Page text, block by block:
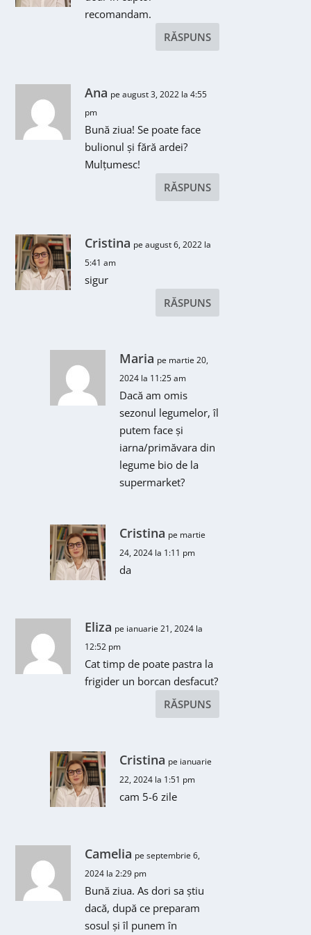
recomandam.
RĂSPUNS
Ana pe august 3, 2022 la 4:55
pm
Bună ziua! Se poate face
bulionul și fără ardei?
Mulțumesc!
RĂSPUNS
Cristina pe august 6, 2022 la
5:41 am
sigur
RĂSPUNS
Maria pe martie 20,
2024 la 11:25 am
Dacă am omis
sezonul legumelor, îl
putem face și
iarna/primăvara din
legume bio de la
supermarket?
Cristina pe martie
24, 2024 la 1:11 pm
da
Eliza pe ianuarie 21, 2024 la
12:52 pm
Cat timp de poate pastra la
frigider un borcan desfacut?
RĂSPUNS
Cristina pe ianuarie
22, 2024 la 1:51 pm
cam 5-6 zile
Camelia pe septembrie 6,
2024 la 2:29 pm
Bună ziua. As dori sa știu
dacă, după ce preparam
sosul și îl punem în